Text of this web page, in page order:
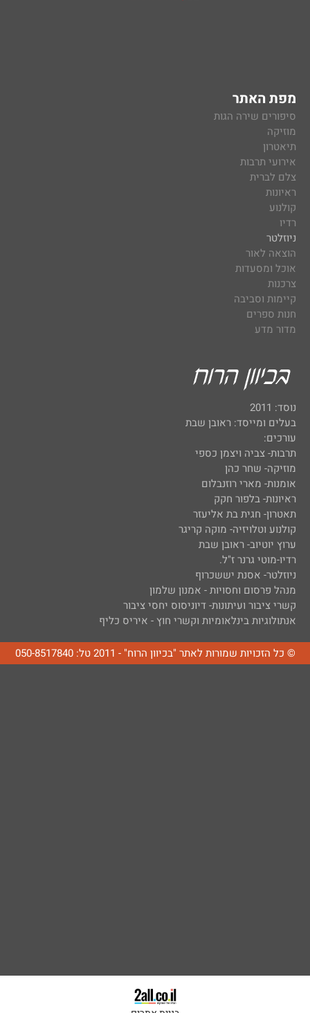
מפת האתר
סיפורים שירה הגות
מוזיקה
תיאטרון
אירועי תרבות
צלם לברית
ראיונות
קולנוע
רדיו
ניוזלטר
הוצאה לאור
אוכל ומסעדות
צרכנות
קיימות וסביבה
חנות ספרים
מדור מדע
נוסד: 2011
בעלים ומייסד: ראובן שבת
עורכים:
תרבות- צביה ויצמן כספי
מוזיקה- שחר כהן
אומנות- מארי רוזנבלום
ראיונות- בלפור חקק
תאטרון- חגית בת אליעזר
קולנוע וטלויזיה- מוקה קריגר
ערוץ יוטיוב- ראובן שבת
רדיו-מוטי גרנר ז"ל.
ניוזלטר- אסנת יששכרוף
מנהל פרסום וחסויות - אמנון שלמון
קשרי ציבור ועיתונות- דיוניסוס יחסי ציבור
אנתולוגיות בינלאומיות וקשרי חוץ - איריס כליף
© כל הזכויות שמורות לאתר "בכיוון הרוח" - 2011 טל: 050-8517840